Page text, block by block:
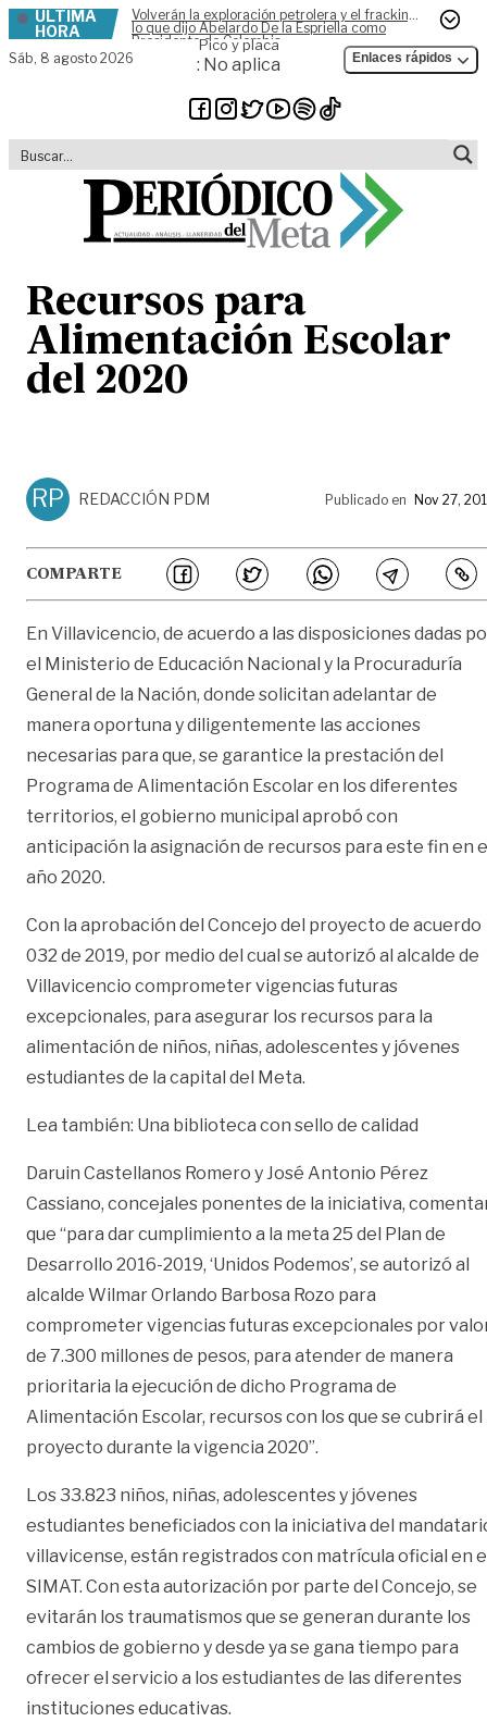
Skip to content
ÚLTIMA
HORA
Volverán la exploración petrolera y el fracking,
lo que dijo Abelardo De la Espriella como
Presidente de Colombia
Sáb, 8 agosto 2026
Pico y placa
: No aplica Enlaces rápidos
Recursos para
Alimentación Escolar
del 2020
RP REDACCIÓN PDM Publicado en Nov 27,
COMPARTE
En Villavicencio, de acuerdo a las disposiciones dadas
el Ministerio de Educación Nacional y la Procuraduría
General de la Nación, donde solicitan adelantar de
manera oportuna y diligentemente las acciones
necesarias para que, se garantice la prestación del
Programa de Alimentación Escolar en los diferentes
territorios, el gobierno municipal aprobó con
anticipación la asignación de recursos para este fin en
año 2020.
Con la aprobación del Concejo del proyecto de acuerdo
032 de 2019, por medio del cual se autorizó al alcalde de
Villavicencio comprometer vigencias futuras
excepcionales, para asegurar los recursos para la
alimentación de niños, niñas, adolescentes y jóvenes
estudiantes de la capital del Meta.
Lea también: Una biblioteca con sello de calidad
Daruin Castellanos Romero y José Antonio Pérez
Cassiano, concejales ponentes de la iniciativa,
que “para dar cumplimiento a la meta 25 del Plan de
Desarrollo 2016-2019, ‘Unidos Podemos’, se autorizó al
alcalde Wilmar Orlando Barbosa Rozo para
comprometer vigencias futuras excepcionales por
de 7.300 millones de pesos, para atender de manera
prioritaria la ejecución de dicho Programa de
Alimentación Escolar, recursos con los que se cubrirá el
proyecto durante la vigencia 2020”.
Los 33.823 niños, niñas, adolescentes y jóvenes
estudiantes beneficiados con la iniciativa del
villavicense, están registrados con matrícula oficial en
SIMAT. Con esta autorización por parte del Concejo, se
evitarán los traumatismos que se generan durante los
cambios de gobierno y desde ya se gana tiempo para
ofrecer el servicio a los estudiantes de las diferentes
instituciones educativas.